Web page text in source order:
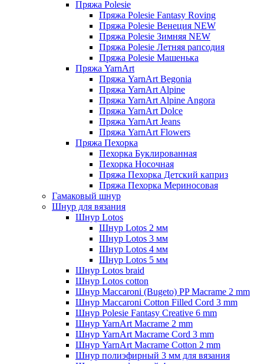
Пряжа Polesie
Пряжа Polesie Fantasy Roving
Пряжа Polesie Венеция NEW
Пряжа Polesie Зимняя NEW
Пряжа Polesie Летняя рапсодия
Пряжа Polesie Машенька
Пряжа YarnArt
Пряжа YarnArt Begonia
Пряжа YarnArt Alpine
Пряжа YarnArt Alpine Angora
Пряжа YarnArt Dolce
Пряжа YarnArt Jeans
Пряжа YarnArt Flowers
Пряжа Пехорка
Пехорка Буклированная
Пехорка Носочная
Пряжа Пехорка Детский каприз
Пряжа Пехорка Мериносовая
Гамаковый шнур
Шнур для вязания
Шнур Lotos
Шнур Lotos 2 мм
Шнур Lotos 3 мм
Шнур Lotos 4 мм
Шнур Lotos 5 мм
Шнур Lotos braid
Шнур Lotos cotton
Шнур Maccaroni (Bugeto) PP Macrame 2 mm
Шнур Maccaroni Cotton Filled Cord 3 mm
Шнур Polesie Fantasy Creative 6 mm
Шнур YarnArt Macrame 2 mm
Шнур YarnArt Macrame Cord 3 mm
Шнур YarnArt Macrame Cotton 2 mm
Шнур полиэфирный 3 мм для вязания